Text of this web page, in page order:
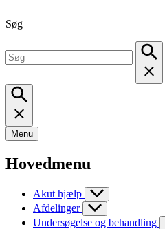
Søg
Menu
Hovedmenu
Akut hjælp
Afdelinger
Undersøgelse og behandling